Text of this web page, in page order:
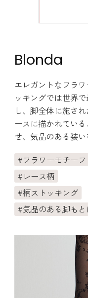
Blonda
エレガントなフラ
ッキングでは世界
し、脚全体に施さ
ースに描かれてい
せ、気品のある装い
フラワーモチーフ
レース柄
柄ストッキング
気品のある脚もと